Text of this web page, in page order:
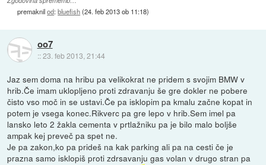
premaknilod:bluefish(24. feb 2013 ob 11:18)
oo7
::23. feb 2013, 21:44
Jaz sem doma na hribu pa velikokrat ne pridem s svojim BMW v
hrib.Če imam uklopljeno proti zdravanju še gre dokler ne pobere
čisto vso moč in se ustavi.Če pa isklopim pa kmalu začne kopat in
potem je vsega konec.Rikverc pa gre lepo v hrib.Sem imel pa
lansko leto 2 žakla cementa v prtlažniku pa je bilo malo boljše
ampak kej preveč pa spet ne.
Je pa zakon,ko pa prideš na kak parking ali pa na cesti če je
prazna samo isklopiš proti zdrsavanju gas volan v drugo stran pa